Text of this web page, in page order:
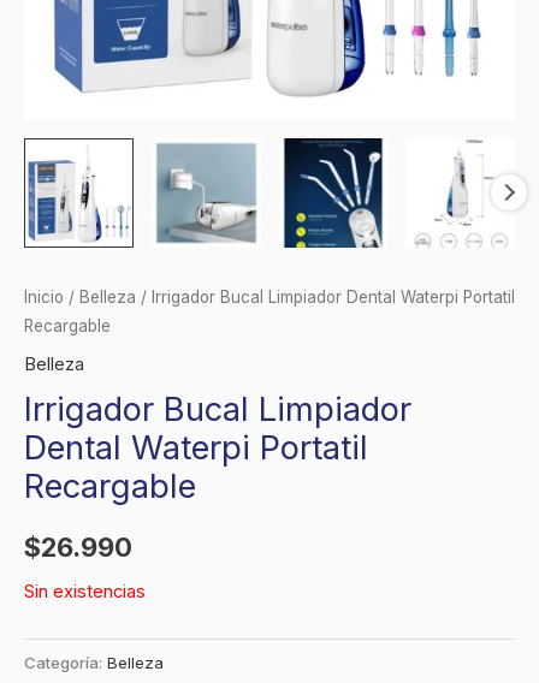
Inicio / Belleza / Irrigador Bucal Limpiador Dental Waterpi Portatil
Recargable
Belleza
Irrigador Bucal Limpiador
Dental Waterpi Portatil
Recargable
$26.990
Sin existencias
Categoría: Belleza